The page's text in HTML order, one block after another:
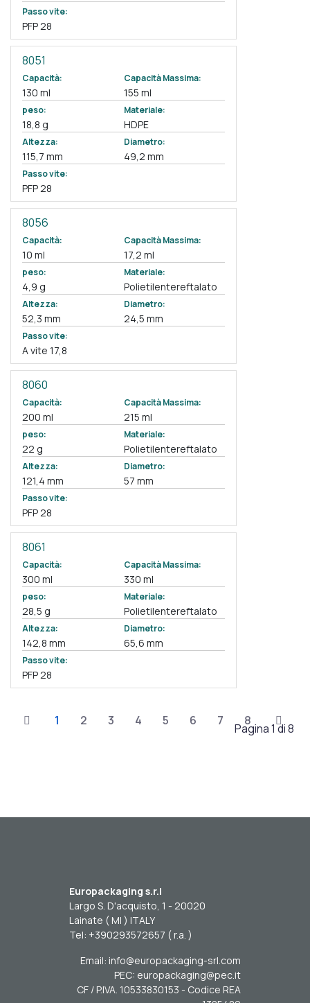
Passo vite:
PFP 28
8051
Capacità:
130 ml
Capacità Massima:
155 ml
peso:
18,8 g
Materiale:
HDPE
Altezza:
115,7 mm
Diametro:
49,2 mm
Passo vite:
PFP 28
8056
Capacità:
10 ml
Capacità Massima:
17,2 ml
peso:
4,9 g
Materiale:
Polietilentereftalato
Altezza:
52,3 mm
Diametro:
24,5 mm
Passo vite:
A vite 17,8
8060
Capacità:
200 ml
Capacità Massima:
215 ml
peso:
22 g
Materiale:
Polietilentereftalato
Altezza:
121,4 mm
Diametro:
57 mm
Passo vite:
PFP 28
8061
Capacità:
300 ml
Capacità Massima:
330 ml
peso:
28,5 g
Materiale:
Polietilentereftalato
Altezza:
142,8 mm
Diametro:
65,6 mm
Passo vite:
PFP 28
Pagina 1 di 8
1 2 3 4 5 6 7 8
Europackaging s.r.l
Largo S. D'acquisto, 1 - 20020
Lainate ( MI ) ITALY
Tel: +390293572657 ( r.a. )
Email: info@europackaging-srl.com
PEC: europackaging@pec.it
CF / P.IVA. 10533830153 - Codice REA